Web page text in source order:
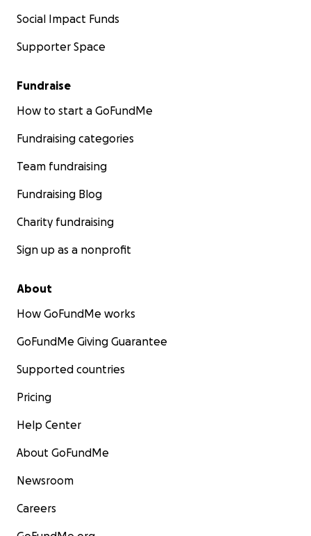
Social Impact Funds
Supporter Space
Fundraise
How to start a GoFundMe
Fundraising categories
Team fundraising
Fundraising Blog
Charity fundraising
Sign up as a nonprofit
About
How GoFundMe works
GoFundMe Giving Guarantee
Supported countries
Pricing
Help Center
About GoFundMe
Newsroom
Careers